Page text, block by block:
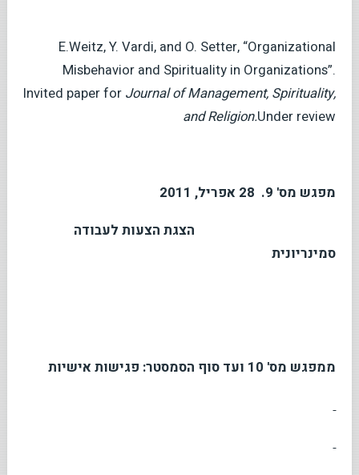
E.Weitz, Y. Vardi, and O. Setter, “Organizational
Misbehavior and Spirituality in Organizations”.
Invited paper for Journal of Management, Spirituality,
and Religion.Under review
מפגש מס' 9. 28 אפריל, 2011
הצגת הצעות לעבודה
סמינריונית
ממפגש מס' 10 ועד סוף הסמסטר: פגישות אישיות